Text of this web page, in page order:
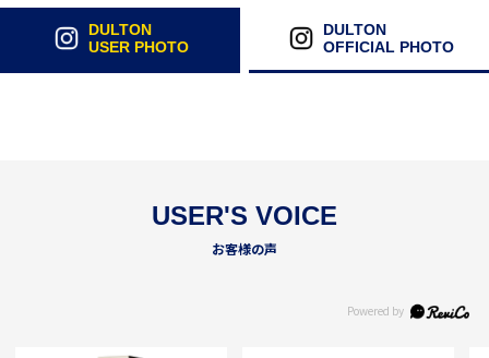
DULTON
USER PHOTO
DULTON
OFFICIAL PHOTO
USER'S VOICE
お客様の声